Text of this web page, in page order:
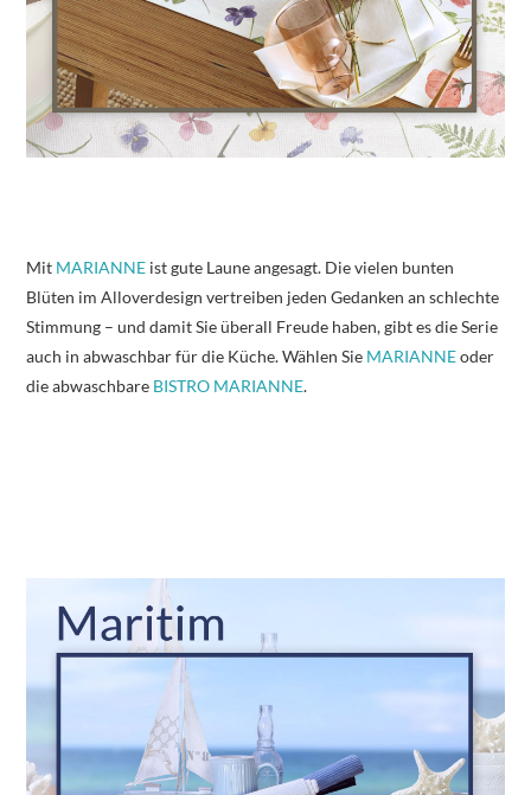
Mit MARIANNE ist gute Laune angesagt. Die vielen bunten
Blüten im Alloverdesign vertreiben jeden Gedanken an schlechte
Stimmung – und damit Sie überall Freude haben, gibt es die Serie
auch in abwaschbar für die Küche. Wählen Sie MARIANNEoder
die abwaschbare BISTRO MARIANNE.